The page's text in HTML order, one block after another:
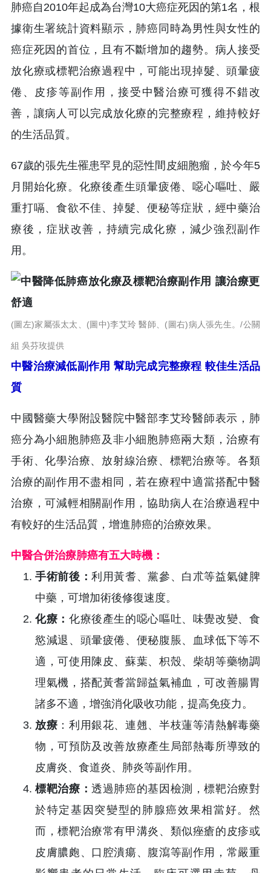
肺癌自2010年起成為台灣10大癌症死因的第1名，根
據衛生署統計資料顯示，肺癌同時為男性與女性的
癌症死因的首位，且有不斷增加的趨勢。病人接受
放化療或標靶治療過程中，可能出現掉髮、頭暈疲
倦、皮疹等副作用，接受中醫治療可獲得不錯改
善，讓病人可以完成放化療的完整療程，維持較好
的生活品質。
67歲的張先生罹患罕見的惡性間皮細胞瘤，於今年5
月開始化療。化療後產生頭暈疲倦、噁心嘔吐、嚴
重打嗝、食欲不佳、掉髮、便秘等症狀，經中藥治
療後，症狀改善，持續完成化療，減少強烈副作
用。
(圖左)家屬張太太、(圖中)李艾玲 醫師、(圖右)病人張先生。/公關
組 吳芬玫提供
中醫治療減低副作用 幫助完成完整療程 較佳生活品
質
中國醫藥大學附設醫院中醫部李艾玲醫師表示，肺
癌分為小細胞肺癌及非小細胞肺癌兩大類，治療有
手術、化學治療、放射線治療、標靶治療等。各類
治療的副作用不盡相同，若在療程中適當搭配中醫
治療，可減輕相關副作用，協助病人在治療過程中
有較好的生活品質，增進肺癌的治療效果。
中醫合併治療肺癌有五大時機：
手術前後：利用黃耆、黨參、白朮等益氣健脾
中藥，可增加術後修復速度。
化療： 化療後產生的噁心嘔吐、味覺改變、食
慾減退、頭暈疲倦、便秘腹脹、血球低下等不
適，可使用陳皮、蘇葉、枳殼、柴胡等藥物調
理氣機，搭配黃耆當歸益氣補血，可改善腸胃
諸多不適，增強消化吸收功能，提高免疫力。
放療 ：利用銀花、連翹、半枝蓮等清熱解毒藥
物，可預防及改善放療產生局部熱毒所導致的
皮膚炎、食道炎、肺炎等副作用。
標靶治療：透過肺癌的基因檢測，標靶治療對
於特定基因突變型的肺腺癌效果相當好。然
而，標靶治療常有甲溝炎、類似痤瘡的皮疹或
皮膚膿皰、口腔潰瘍、腹瀉等副作用，常嚴重